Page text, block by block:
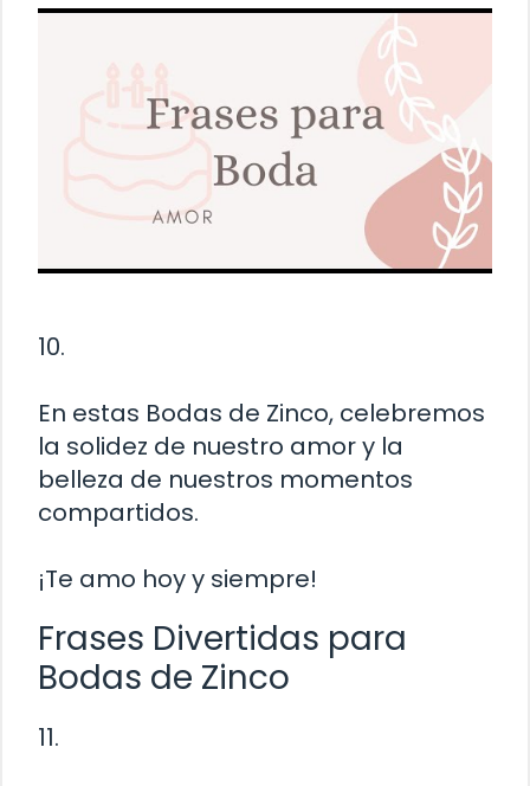
10.
En estas Bodas de Zinco, celebremos
la solidez de nuestro amor y la
belleza de nuestros momentos
compartidos.
¡Te amo hoy y siempre!
Frases Divertidas para
Bodas de Zinco
11.